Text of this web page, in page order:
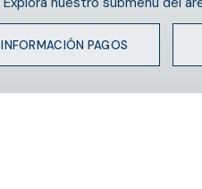
INFORMACIÓN PAGOS